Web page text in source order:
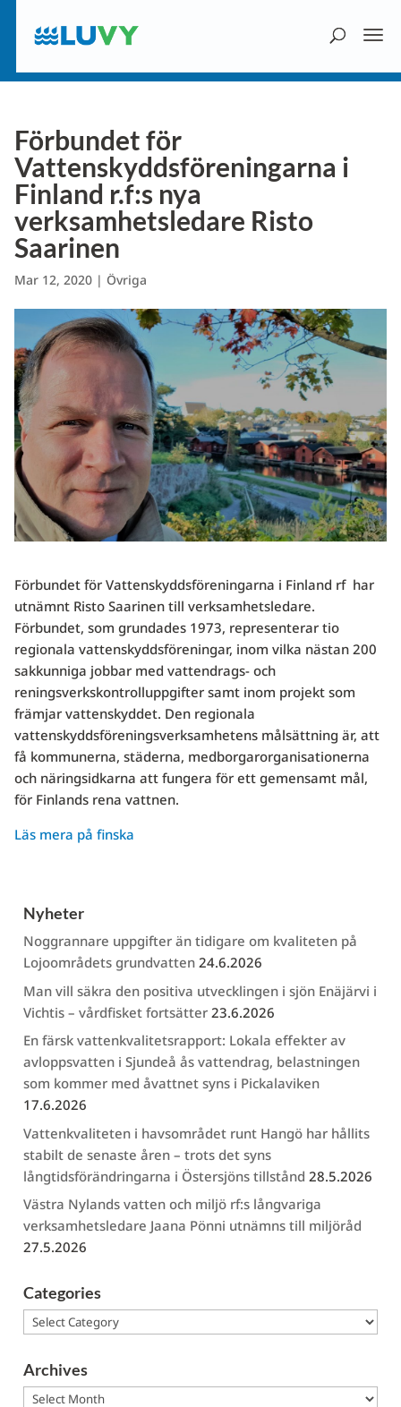
Förbundet för
Vattenskyddsföreningarna i
Finland r.f:s nya
verksamhetsledare Risto
Saarinen
Mar 12, 2020| Övriga
Förbundet för Vattenskyddsföreningarna i Finland rf har
utnämnt Risto Saarinen till verksamhetsledare.
Förbundet, som grundades 1973, representerar tio
regionala vattenskyddsföreningar, inom vilka nästan 200
sakkunniga jobbar med vattendrags- och
reningsverkskontrolluppgifter samt inom projekt som
främjar vattenskyddet. Den regionala
vattenskyddsföreningsverksamhetens målsättning är, att
få kommunerna, städerna, medborgarorganisationerna
och näringsidkarna att fungera för ett gemensamt mål,
för Finlands rena vattnen.
Läs mera på finska
Nyheter
Noggrannare uppgifter än tidigare om kvaliteten på
Lojoområdets grundvatten 24.6.2026
Man vill säkra den positiva utvecklingen i sjön Enäjärvi i
Vichtis – vårdfisket fortsätter 23.6.2026
En färsk vattenkvalitetsrapport: Lokala effekter av
avloppsvatten i Sjundeå ås vattendrag, belastningen
som kommer med åvattnet syns i Pickalaviken
17.6.2026
Vattenkvaliteten i havsområdet runt Hangö har hållits
stabilt de senaste åren – trots det syns
långtidsförändringarna i Östersjöns tillstånd 28.5.2026
Västra Nylands vatten och miljö rf:s långvariga
verksamhetsledare Jaana Pönni utnämns till miljöråd
27.5.2026
Categories
Categories
Archives
Archives